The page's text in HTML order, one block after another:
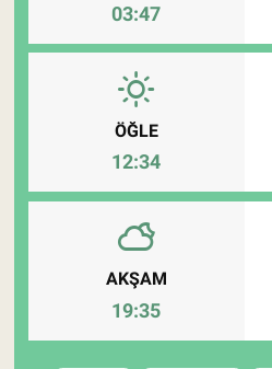
03:47
ÖĞLE
12:34
AKŞAM
19:35
Üretici Birlikleri
Şeker ve Şekerli Mamüller
Tahıllar ve Baklagiller
Tohum